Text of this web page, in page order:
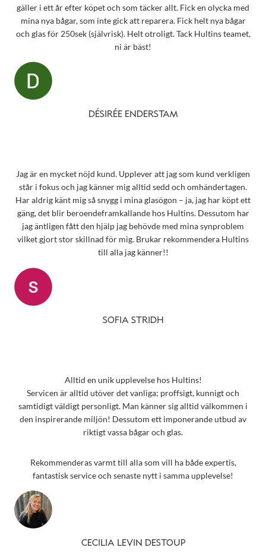
gäller i ett år efter köpet och som täcker allt. Fick en olycka med
mina nya bågar, som inte gick att reparera. Fick helt nya bågar
och glas för 250sek (självrisk). Helt otroligt. Tack Hultins teamet,
ni är bäst!
DÉSIRÉE ENDERSTAM
Jag är en mycket nöjd kund. Upplever att jag som kund verkligen
står i fokus och jag känner mig alltid sedd och omhändertagen.
Har aldrig känt mig så snygg i mina glasögon – ja, jag har köpt ett
gäng, det blir beroendeframkallande hos Hultins. Dessutom har
jag äntligen fått den hjälp jag behövde med mina synproblem
vilket gjort stor skillnad för mig. Brukar rekommendera Hultins
till alla jag känner!!
SOFIA STRIDH
Alltid en unik upplevelse hos Hultins!
Servicen är alltid utöver det vanliga; proffsigt, kunnigt och
samtidigt väldigt personligt. Man känner sig alltid välkommen i
den inspirerande miljön! Dessutom ett imponerande utbud av
riktigt vassa bågar och glas.
Rekommenderas varmt till alla som vill ha både expertis,
fantastisk service och senaste nytt i samma upplevelse!
CECILIA LEVIN DESTOUP